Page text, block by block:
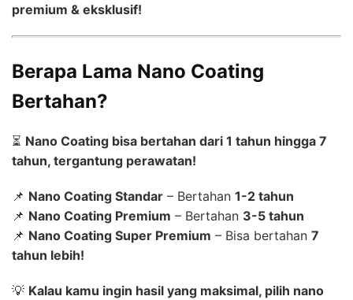
premium & eksklusif!
Berapa Lama Nano Coating
Bertahan?
⏳ Nano Coating bisa bertahan dari 1 tahun hingga 7
tahun, tergantung perawatan!
📌 Nano Coating Standar – Bertahan 1-2 tahun
📌 Nano Coating Premium – Bertahan 3-5 tahun
📌 Nano Coating Super Premium – Bisa bertahan 7
tahun lebih!
💡 Kalau kamu ingin hasil yang maksimal, pilih nano